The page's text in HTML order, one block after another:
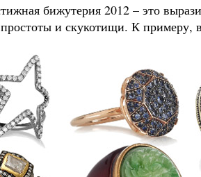
бижутерия 2012 – это
и скукотищи. К примеру,